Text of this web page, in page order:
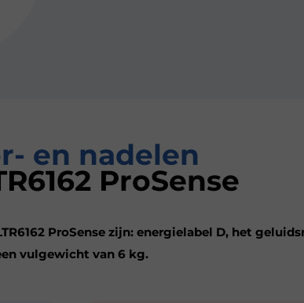
en nadelen
ProSense
ProSense zijn: energielabel D, het
vulgewicht van 6 kg.